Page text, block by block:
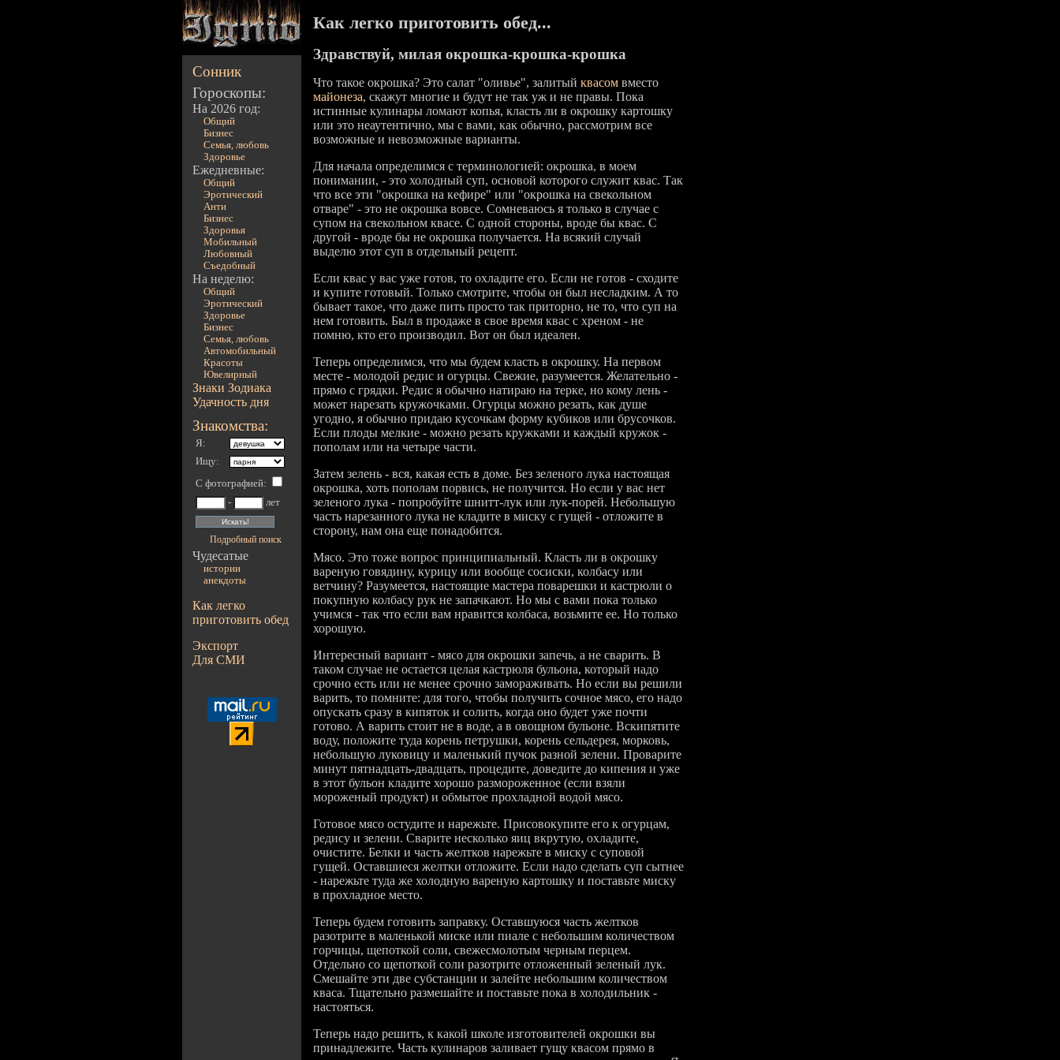
Сонник
Гороскопы:
На 2026 год:
Общий
Бизнес
Семья, любовь
Здоровье
Ежедневные:
Общий
Эротический
Анти
Бизнес
Здоровья
Мобильный
Любовный
Съедобный
На неделю:
Общий
Эротический
Здоровье
Бизнес
Семья, любовь
Автомобильный
Красоты
Ювелирный
Знаки Зодиака
Удачность дня
Знакомства:
Я:
Ищу:
С фотографией:
-
лет
Подробный поиск
Чудесатые
истории
анекдоты
Как легко
приготовить обед
Экспорт
Для СМИ
Как легко приготовить обед...
Здравствуй, милая окрошка-крошка-крошка
Что такое окрошка? Это салат "оливье", залитый квасом вместо
майонеза, скажут многие и будут не так уж и не правы. Пока
истинные кулинары ломают копья, класть ли в окрошку картошку
или это неаутентично, мы с вами, как обычно, рассмотрим все
возможные и невозможные варианты.
Для начала определимся с терминологией: окрошка, в моем
понимании, - это холодный суп, основой которого служит квас. Так
что все эти "окрошка на кефире" или "окрошка на свекольном
отваре" - это не окрошка вовсе. Сомневаюсь я только в случае с
супом на свекольном квасе. С одной стороны, вроде бы квас. С
другой - вроде бы не окрошка получается. На всякий случай
выделю этот суп в отдельный рецепт.
Если квас у вас уже готов, то охладите его. Если не готов - сходите
и купите готовый. Только смотрите, чтобы он был несладким. А то
бывает такое, что даже пить просто так приторно, не то, что суп на
нем готовить. Был в продаже в свое время квас с хреном - не
помню, кто его производил. Вот он был идеален.
Теперь определимся, что мы будем класть в окрошку. На первом
месте - молодой редис и огурцы. Свежие, разумеется. Желательно -
прямо с грядки. Редис я обычно натираю на терке, но кому лень -
может нарезать кружочками. Огурцы можно резать, как душе
угодно, я обычно придаю кусочкам форму кубиков или брусочков.
Если плоды мелкие - можно резать кружками и каждый кружок -
пополам или на четыре части.
Затем зелень - вся, какая есть в доме. Без зеленого лука настоящая
окрошка, хоть пополам порвись, не получится. Но если у вас нет
зеленого лука - попробуйте шнитт-лук или лук-порей. Небольшую
часть нарезанного лука не кладите в миску с гущей - отложите в
сторону, нам она еще понадобится.
Мясо. Это тоже вопрос принципиальный. Класть ли в окрошку
вареную говядину, курицу или вообще сосиски, колбасу или
ветчину? Разумеется, настоящие мастера поварешки и кастрюли о
покупную колбасу рук не запачкают. Но мы с вами пока только
учимся - так что если вам нравится колбаса, возьмите ее. Но только
хорошую.
Интересный вариант - мясо для окрошки запечь, а не сварить. В
таком случае не остается целая кастрюля бульона, который надо
срочно есть или не менее срочно замораживать. Но если вы решили
варить, то помните: для того, чтобы получить сочное мясо, его надо
опускать сразу в кипяток и солить, когда оно будет уже почти
готово. А варить стоит не в воде, а в овощном бульоне. Вскипятите
воду, положите туда корень петрушки, корень сельдерея, морковь,
небольшую луковицу и маленький пучок разной зелени. Проварите
минут пятнадцать-двадцать, процедите, доведите до кипения и уже
в этот бульон кладите хорошо размороженное (если взяли
мороженый продукт) и обмытое прохладной водой мясо.
Готовое мясо остудите и нарежьте. Присовокупите его к огурцам,
редису и зелени. Сварите несколько яиц вкрутую, охладите,
очистите. Белки и часть желтков нарежьте в миску с суповой
гущей. Оставшиеся желтки отложите. Если надо сделать суп сытнее
- нарежьте туда же холодную вареную картошку и поставьте миску
в прохладное место.
Теперь будем готовить заправку. Оставшуюся часть желтков
разотрите в маленькой миске или пиале с небольшим количеством
горчицы, щепоткой соли, свежесмолотым черным перцем.
Отдельно со щепоткой соли разотрите отложенный зеленый лук.
Смешайте эти две субстанции и залейте небольшим количеством
кваса. Тщательно размешайте и поставьте пока в холодильник -
настояться.
Теперь надо решить, к какой школе изготовителей окрошки вы
принадлежите. Часть кулинаров заливает гущу квасом прямо в